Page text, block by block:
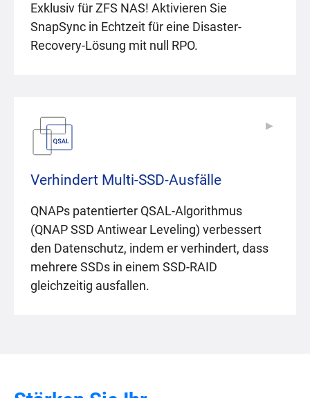
Exklusiv für ZFS NAS! Aktivieren Sie
SnapSync in Echtzeit für eine Disaster-
Recovery-Lösung mit null RPO.
Verhindert Multi-SSD-Ausfälle
QNAPs patentierter QSAL-Algorithmus
(QNAP SSD Antiwear Leveling) verbessert
den Datenschutz, indem er verhindert, dass
mehrere SSDs in einem SSD-RAID
gleichzeitig ausfallen.
▶